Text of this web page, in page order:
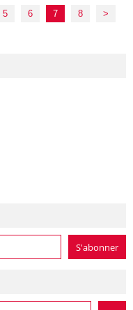
5 6 7 8
>